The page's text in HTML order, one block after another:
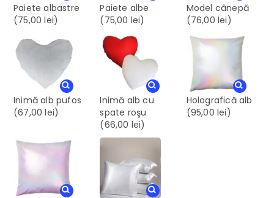
Paiete albastre
(75,00 lei)
Paiete albe
(75,00 lei)
Model cânepă
(76,00 lei)
Inimă alb pufos
(67,00 lei)
Inimă alb cu
spate roşu
(66,00 lei)
Holografică alb
(95,00 lei)